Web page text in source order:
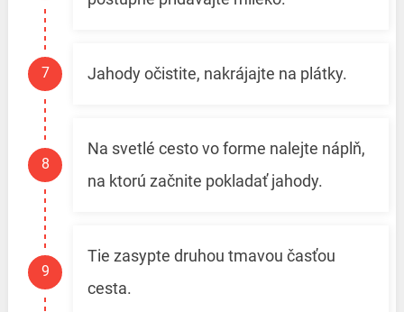
Jahody očistite, nakrájajte na plátky.
Na svetlé cesto vo forme nalejte náplň,
na ktorú začnite pokladať jahody.
Tie zasypte druhou tmavou časťou
cesta.